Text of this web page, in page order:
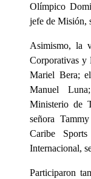
Olímpico
jefe de Misión,
Asimismo, la
Corporativas y
Mariel Bera;
Manuel
Ministerio de
señora
Caribe
Internacional,
Participaron